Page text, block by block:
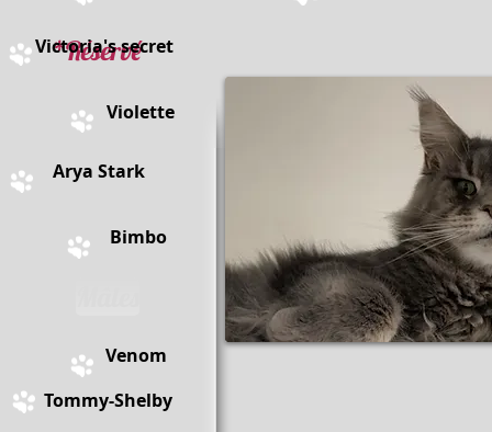
*Réservé
Victoria's secret
Violette
Arya Stark
Bimbo
Venom
Tommy-Shelby